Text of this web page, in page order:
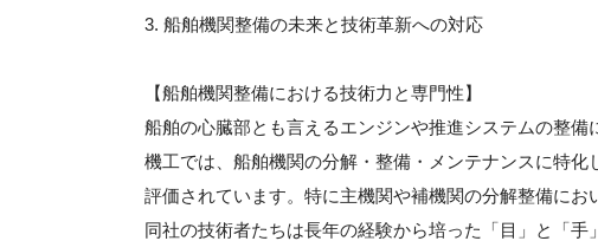
3. 船舶機関整備の未来と技術革新への対応
【船舶機関整備における技術力と専門性】
船舶の心臓部とも言えるエンジンや推進システムの整
機工では、船舶機関の分解・整備・メンテナンスに特
評価されています。特に主機関や補機関の分解整備にお
同社の技術者たちは長年の経験から培った「目」と「